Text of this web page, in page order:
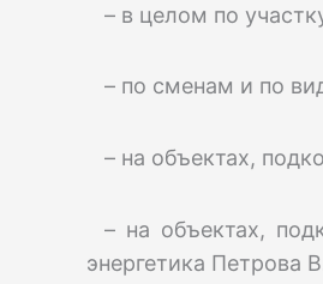
– в целом по
– по сменам и по
– на объектах,
– на объектах,
энергетика Петрова